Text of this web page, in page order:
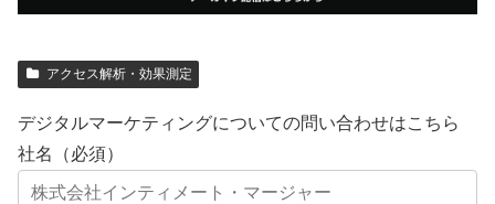
アクセス解析・効果測定
デジタルマーケティングについての問い合わせはこちら
社名（必須）